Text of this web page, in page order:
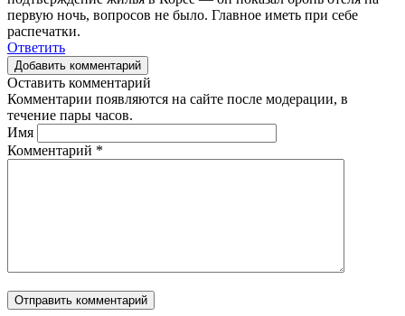
первую ночь, вопросов не было. Главное иметь при себе
распечатки.
Ответить
Добавить комментарий
Оставить комментарий
Комментарии появляются на сайте после модерации, в
течение пары часов.
Имя
Комментарий *